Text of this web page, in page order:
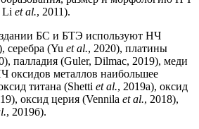
Li et al., 2011).
БС и БТЭ используют НЧ
серебра (Yu et al., 2020), платины
палладия (Guler, Dilmac, 2019), меди
оксидов металлов наибольшее
титана (Shetti et al., 2019а), оксид
оксид церия (Vennila et al., 2018),
, 2019б).